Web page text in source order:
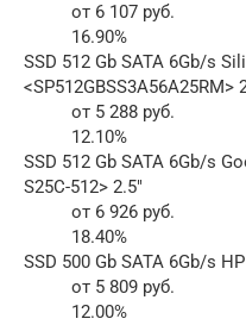
от 6 107 руб.
16.90%
SSD 512 Gb SATA 6Gb/s
<SP512GBSS3A56A25RM>
от 5 288 руб.
12.10%
SSD 512 Gb SATA 6Gb/s
S25C-512> 2.5″
от 6 926 руб.
18.40%
SSD 500 Gb SATA 6Gb/s
от 5 809 руб.
12.00%